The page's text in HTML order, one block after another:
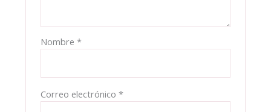
Nombre*
Correo electrónico*